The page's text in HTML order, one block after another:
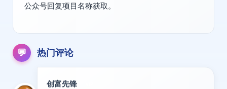
公众号回复项目名称获取。
💬 热门评论
创富先锋